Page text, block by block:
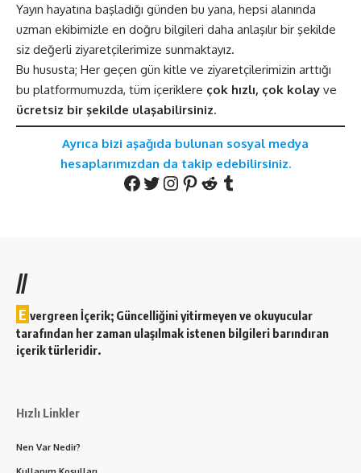
Yayın hayatına başladığı günden bu yana, hepsi alanında
uzman ekibimizle en doğru bilgileri daha anlaşılır bir şekilde
siz değerli ziyaretçilerimize sunmaktayız.
Bu hususta; Her geçen gün kitle ve ziyaretçilerimizin arttığı
bu platformumuzda, tüm içeriklere çok hızlı, çok kolay ve
ücretsiz bir şekilde ulaşabilirsiniz.
Ayrıca bizi aşağıda bulunan sosyal medya
hesaplarımızdan da takip edebilirsiniz.
Facebook
Twitter
Instagram
Pinterest
RedditTumblr
//
E vergreen İçerik; Güncelliğini yitirmeyen ve okuyucular
tarafından her zaman ulaşılmak istenen bilgileri barındıran
içerik türleridir.
Hızlı Linkler
Nen Var Nedir?